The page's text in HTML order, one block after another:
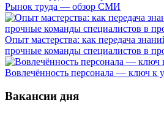
Рынок труда — обзор СМИ
Опыт мастерства: как передача
прочные команды специалистов в
Вовлечённость персонала — ключ к
Вакансии дня